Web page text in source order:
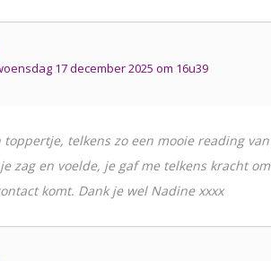
17 december 2025 om 16u39
telkens zo een mooie reading
zag en voelde, je gaf me telkens kracht
komt. Dank je wel Nadine xxxx